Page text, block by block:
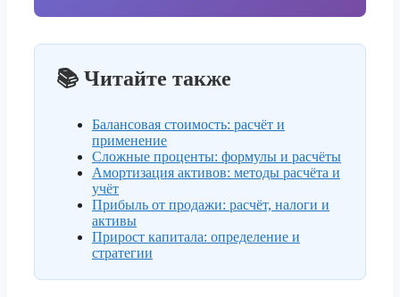
📚 Читайте также
Балансовая стоимость: расчёт и
применение
Сложные проценты: формулы и расчёты
Амортизация активов: методы расчёта и
учёт
Прибыль от продажи: расчёт, налоги и
активы
Прирост капитала: определение и
стратегии